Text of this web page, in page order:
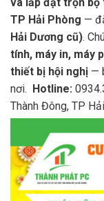
TP Hải Phòng —
Hải Dương cũ).
tính, máy in, máy
thiết bị hội nghị —
nơi. Hotline:
Thành Đông, TP